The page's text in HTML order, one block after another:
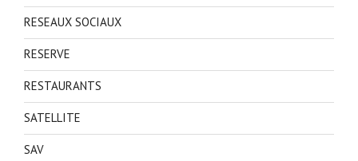
RESEAUX SOCIAUX
RESERVE
RESTAURANTS
SATELLITE
SAV